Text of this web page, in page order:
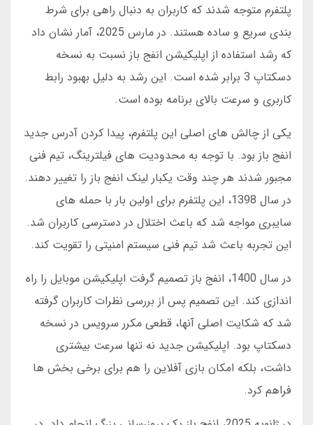
پلتفرم متوجه شدند که کاربران به دنبال راهی برای شرط
بندی سریع و ساده هستند. در مارس 2025، آمار نشان داد
که رشد استفاده از اپلیکیشن انفج باز نسبت به نسخه
دسکتاپ 3 برابر شده است. این رشد به دلیل بهبود رابط
کاربری و سرعت بالای برنامه بوده است.
یکی از چالش های اصلی این پلتفرم، پیدا کردن آدرس جدید
انفج باز بود. با توجه به محدودیت های فیلترینگ، تیم فنی
مجبور شدند هر چند وقت یکبار لینک انفج باز را تغییر دهند.
در سال 1398، این پلتفرم برای اولین بار با حمله های
سایبری مواجه شد که باعث اختلال در دسترسی کاربران شد.
این تجربه باعث شد تیم فنی سیستم امنیتی را تقویت کند.
در سال 1400، انفج باز تصمیم گرفت اپلیکیشن موبایل را راه
اندازی کند. این تصمیم پس از بررسی نظرات کاربران گرفته
شد که شکایت اصلی آنها، قطعی مکرر سرویس در نسخه
دسکتاپ بود. اپلیکیشن جدید نه تنها سرعت بیشتری
داشت، بلکه امکان بازی آفلاین را هم برای برخی بخش ها
فراهم کرد.